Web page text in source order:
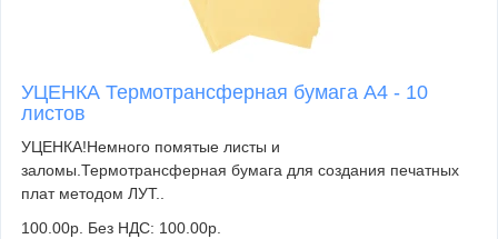
УЦЕНКА Термотрансферная бумага А4 - 10
листов
УЦЕНКА!Немного помятые листы и
заломы.Термотрансферная бумага для создания печатных
плат методом ЛУТ..
100.00р. Без НДС: 100.00р.